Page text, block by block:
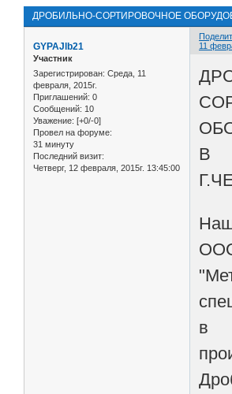
ДРОБИЛЬНО-СОРТИРОВОЧНОЕ
11
GYPAJlb21
Участник
Зарегистрирован: Среда, 11
февраля, 2015г.
Приглашений: 0
Сообщений: 10
Уважение: [+0/-0]
Провел на форуме:
31 минуту
Последний визит:
Четверг, 12 февраля, 2015г. 13:45:00
В
в